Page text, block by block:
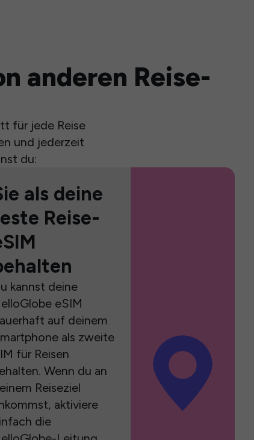
anderen Reise-
für jede Reise
und jederzeit
du:
als deine
Reise-
kannst deine
eSIM
auf deinem
als zweite
für Reisen
Wenn du an
Reiseziel
aktiviere
die